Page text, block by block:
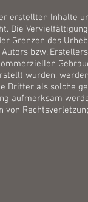
erstellten Inhalte
Die
Grenzen des
bzw.
wurden,
Dritter als solche
aufmerksam
von